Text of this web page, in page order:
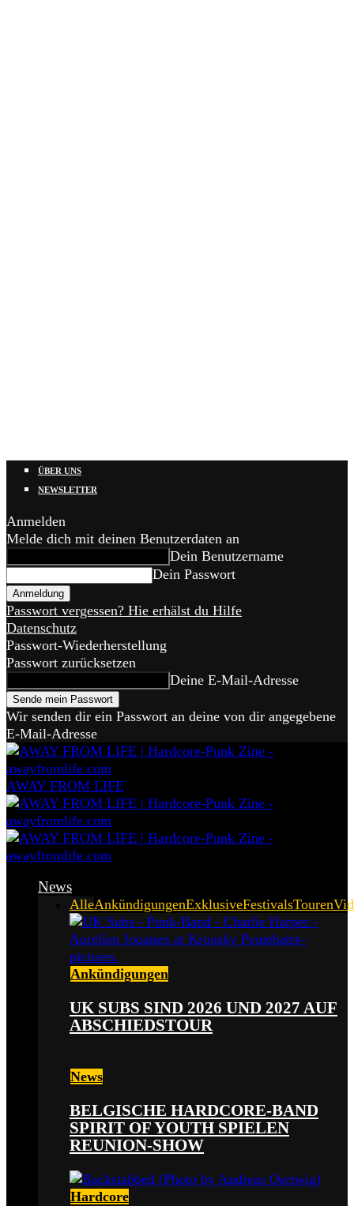
ÜBER UNS
NEWSLETTER
Anmelden
Melde dich mit deinen Benutzerdaten an
Dein Benutzername
Dein Passwort
Passwort vergessen? Hie erhälst du Hilfe
Datenschutz
Passwort-Wiederherstellung
Passwort zurücksetzen
Deine E-Mail-Adresse
Wir senden dir ein Passwort an deine von dir angegebene
E-Mail-Adresse
AWAY FROM LIFE
News
AlleAnkündigungenExklusiveFestivalsTouren
Ankündigungen
UK SUBS SIND 2026 UND 2027 AUF
ABSCHIEDSTOUR
News
BELGISCHE HARDCORE-BAND
SPIRIT OF YOUTH SPIELEN
REUNION-SHOW
Hardcore